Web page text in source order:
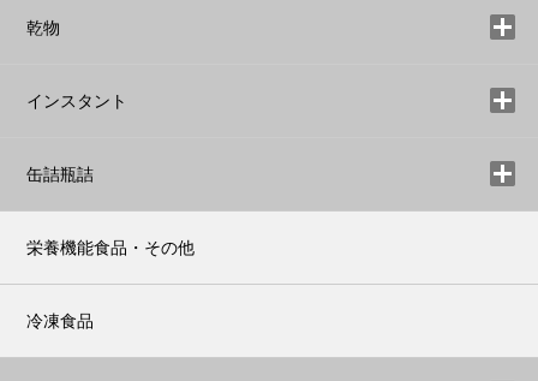
乾物
インスタント
缶詰瓶詰
栄養機能食品・その他
冷凍食品